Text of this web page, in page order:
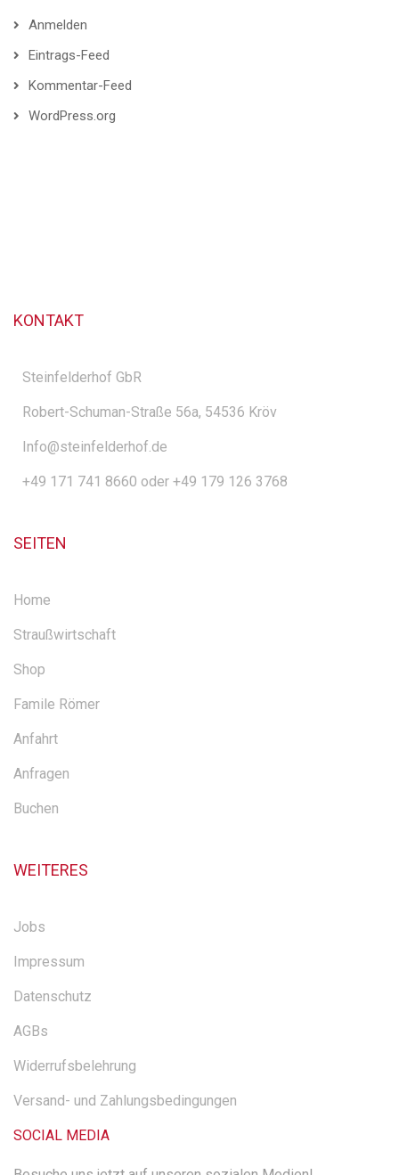
Anmelden
Eintrags-Feed
Kommentar-Feed
WordPress.org
KONTAKT
Steinfelderhof GbR
Robert-Schuman-Straße 56a, 54536 Kröv
Info@steinfelderhof.de
+49 171 741 8660 oder +49 179 126 3768
SEITEN
Home
Straußwirtschaft
Shop
Famile Römer
Anfahrt
Anfragen
Buchen
WEITERES
Jobs
Impressum
Datenschutz
AGBs
Widerrufsbelehrung
Versand- und Zahlungsbedingungen
SOCIAL MEDIA